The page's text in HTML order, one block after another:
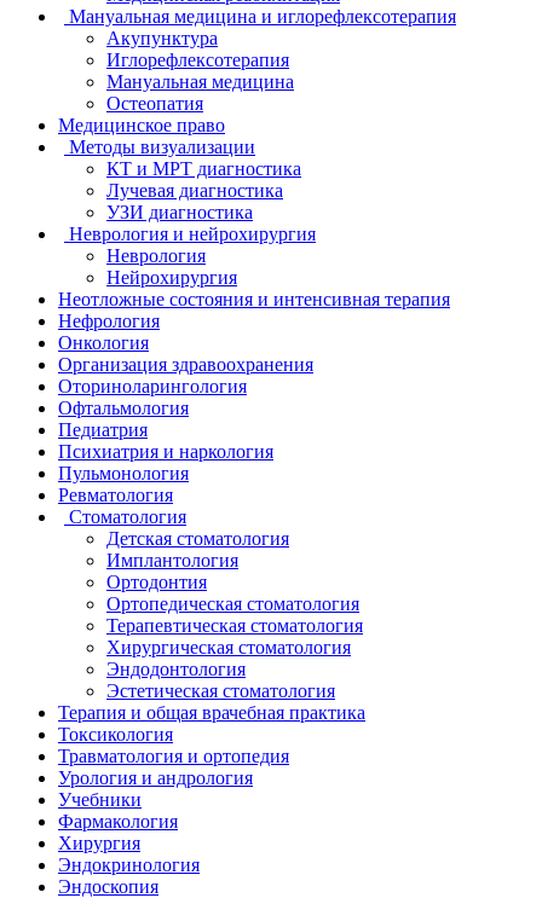
Мануальная медицина и иглорефлексотерапия
Акупунктура
Иглорефлексотерапия
Мануальная медицина
Остеопатия
Медицинское право
Методы визуализации
КТ и МРТ диагностика
Лучевая диагностика
УЗИ диагностика
Неврология и нейрохирургия
Неврология
Нейрохирургия
Неотложные состояния и интенсивная терапия
Нефрология
Онкология
Организация здравоохранения
Оториноларингология
Офтальмология
Педиатрия
Психиатрия и наркология
Пульмонология
Ревматология
Стоматология
Детская стоматология
Имплантология
Ортодонтия
Ортопедическая стоматология
Терапевтическая стоматология
Хирургическая стоматология
Эндодонтология
Эстетическая стоматология
Терапия и общая врачебная практика
Токсикология
Травматология и ортопедия
Урология и андрология
Учебники
Фармакология
Хирургия
Эндокринология
Эндоскопия